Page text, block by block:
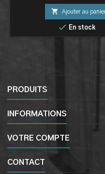
 Ajouter au
 En stock
PRODUITS
INFORMATIONS
VOTRE COMPTE
CONTACT